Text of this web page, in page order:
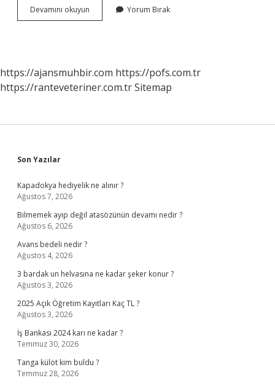
Devamını okuyun Tübi̇Tak
Doktora
Yorum Bırak
https://ajansmuhbir.com https://pofs.com.tr
https://ranteveteriner.com.trSitemap
Sidebar
Son Yazılar
Kapadokya hediyelik ne alınır ?
Ağustos 7, 2026
Bilmemek ayıp değil atasözünün devamı nedir ?
Ağustos 6, 2026
Avans bedeli nedir ?
Ağustos 4, 2026
3 bardak un helvasına ne kadar şeker konur ?
Ağustos 3, 2026
2025 Açık Öğretim Kayıtları Kaç TL ?
Ağustos 3, 2026
İş Bankası 2024 karı ne kadar ?
Temmuz 30, 2026
Tanga külot kim buldu ?
Temmuz 28, 2026